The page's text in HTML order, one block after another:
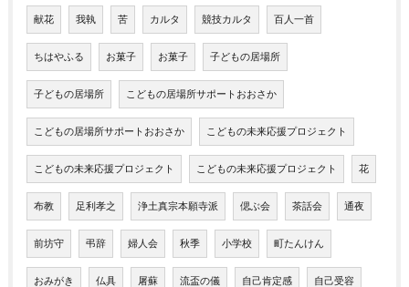
献花 我執 苦 カルタ 競技カルタ 百人一首
ちはやふる お菓子 お菓子 子どもの居場所
子どもの居場所 こどもの居場所サポートおおさか
こどもの居場所サポートおおさか こどもの未来応援プロジェクト
こどもの未来応援プロジェクト こどもの未来応援プロジェクト 花
布教 足利孝之 浄土真宗本願寺派 偲ぶ会 茶話会 通夜
前坊守 弔辞 婦人会 秋季 小学校 町たんけん
おみがき 仏具 屠蘇 流盃の儀 自己肯定感 自己受容